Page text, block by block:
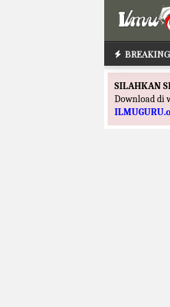
SILAHKAN
Download di